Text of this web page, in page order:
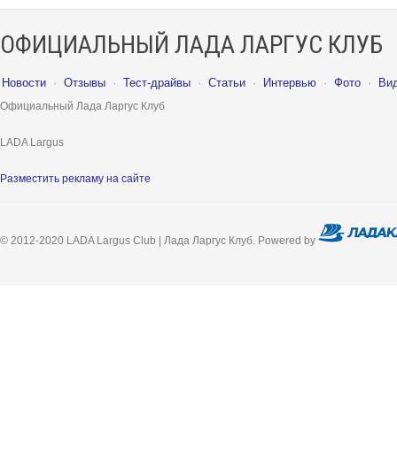
ОФИЦИАЛЬНЫЙ ЛАДА ЛАРГУС КЛУБ
Новости · Отзывы · Тест-драйвы · Статьи · Интервью · Фото ·
Официальный Лада Ларгус Клуб
LADA Largus
Разместить рекламу на сайте
© 2012-2020 LADA Largus Club | Лада Ларгус Клуб. Powered by